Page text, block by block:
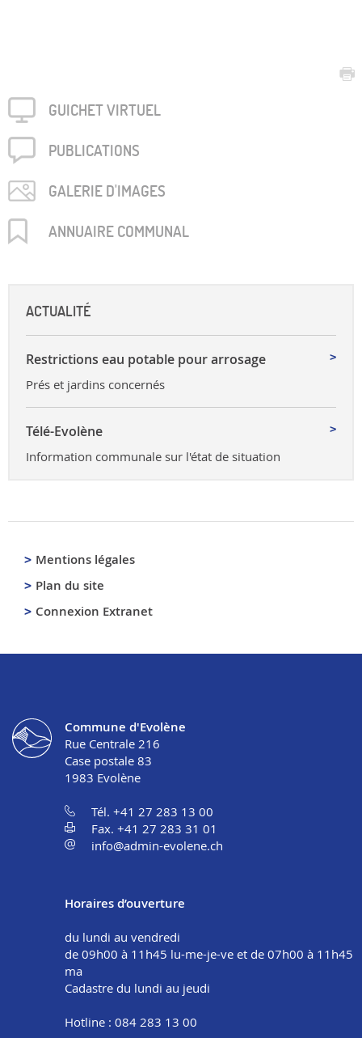
GUICHET VIRTUEL
PUBLICA­TIONS
GALERIE D'IMAGES
ANNUAIRE COMMUNAL
ACTUALITÉ
Restrictions eau potable pour arrosage
Prés et jardins concernés
Télé-Evolène
Information communale sur l'état de situation
Mentions légales
Plan du site
Connexion Extranet
Commune d'Evolène
Rue Centrale 216
Case postale 83
1983 Evolène
Tél. +41 27 283 13 00
Fax. +41 27 283 31 01
info@admin-evolene.ch
Horaires d’ouverture
du lundi au vendredi
de 09h00 à 11h45 lu-me-je-ve et de 07h00 à 11h45
ma
Cadastre du lundi au jeudi
Hotline : 084 283 13 00